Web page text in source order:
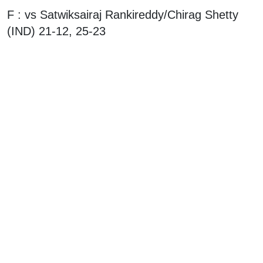
F : vs Satwiksairaj Rankireddy/Chirag Shetty
(IND) 21-12, 25-23